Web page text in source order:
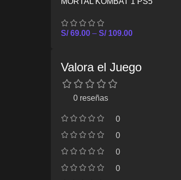
S/69.00 – S/109.00
Valora el Juego
0 reseñas
0
0
0
0